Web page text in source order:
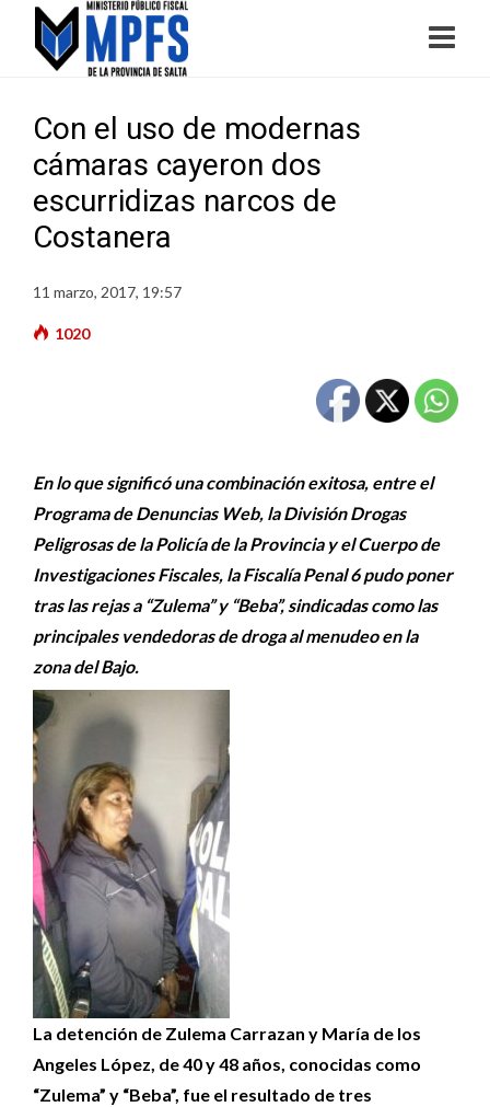
Con el uso de modernas
cámaras cayeron dos
escurridizas narcos de
Costanera
11 marzo, 2017, 19:57
1020
En lo que significó una combinación exitosa, entre el
Programa de Denuncias Web, la División Drogas
Peligrosas de la Policía de la Provincia y el Cuerpo de
Investigaciones Fiscales, la Fiscalía Penal 6 pudo poner
tras las rejas a “Zulema” y “Beba”, sindicadas como las
principales vendedoras de droga al menudeo en la
zona del Bajo.
La detención de Zulema Carrazan y María de los
Angeles López, de 40 y 48 años, conocidas como
“Zulema” y “Beba”, fue el resultado de tres